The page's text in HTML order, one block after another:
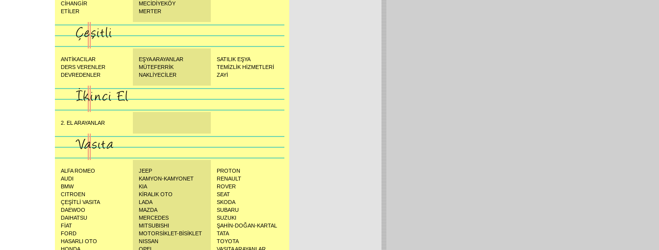
CİHANGİR
ETİLER
MECİDİYEKÖY
MERTER
ANTİKACILAR
DERS VERENLER
DEVREDENLER
EŞYA ARAYANLAR
MÜTEFERRİK
NAKLİYECİLER
SATILIK EŞYA
TEMİZLİK HİZMETLERİ
ZAYİ
2. EL ARAYANLAR
ALFA ROMEO
AUDI
BMW
CITROEN
ÇEŞİTLİ VASITA
DAEWOO
DAIHATSU
FİAT
FORD
HASARLI OTO
JEEP
KAMYON-KAMYONET
KIA
KİRALIK OTO
LADA
MAZDA
MERCEDES
MITSUBISHI
MOTORSİKLET-BİSİKLET
NISSAN
PROTON
RENAULT
ROVER
SEAT
SKODA
SUBARU
SUZUKI
ŞAHİN-DOĞAN-KARTAL
TATA
TOYOTA